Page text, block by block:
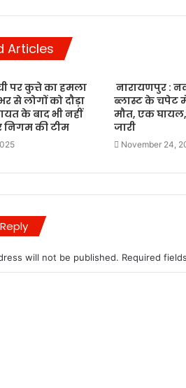
Articles
पर कुत्ते का हमला
से लोगों को दौड़ा
के बाद भी नहीं
निगम की टीम
नारायणपुर :
ब्लास्ट के चपेट
मौत, एक घायल,
जारी
November 24,
will not be published. Required